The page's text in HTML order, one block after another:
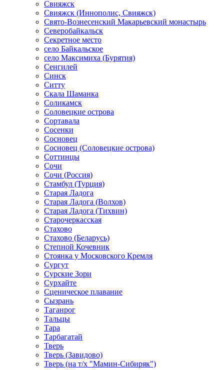
Свияжск
Свияжск (Иннополис, Свияжск)
Свято-Вознесенский Макарьевский монастырь
Северобайкальск
Секретное место
село Байкальское
село Максимиха (Бурятия)
Сенгилей
Синск
Ситту
Скала Шаманка
Соликамск
Соловецкие острова
Сортавала
Сосенки
Сосновец
Сосновец (Соловецкие острова)
Соттинцы
Сочи
Сочи (Россия)
Стамбул (Турция)
Старая Ладога
Старая Ладога (Волхов)
Старая Ладога (Тихвин)
Старочеркасская
Стахово
Стахово (Беларусь)
Степной Кочевник
Стоянка у Московского Кремля
Сургут
Сурские Зори
Сурхайте
Сценическое плавание
Сызрань
Таганрог
Тальцы
Тара
Тарбагатай
Тверь
Тверь (Завидово)
Тверь (на т/х "Мамин-Сибиряк")